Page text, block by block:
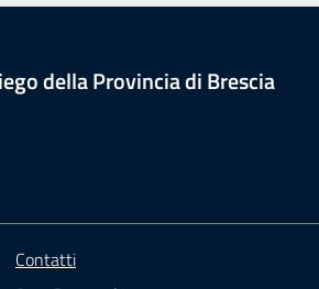
della Provincia di Brescia
Contatti